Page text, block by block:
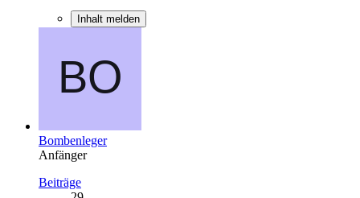
Inhalt melden
Bombenleger
Anfänger
Beiträge